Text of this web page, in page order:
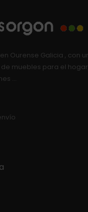
Ourense Galicia , con
muebles para el
…